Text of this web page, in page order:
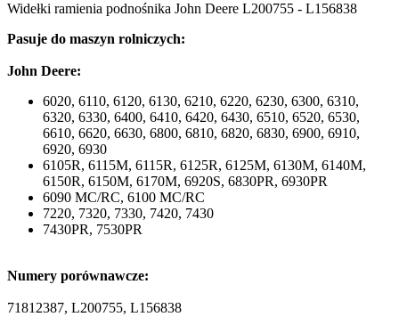
Widełki ramienia podnośnika John Deere L200755 - L156838
Pasuje do maszyn rolniczych:
John Deere:
6020, 6110, 6120, 6130, 6210, 6220, 6230, 6300, 6310,
6320, 6330, 6400, 6410, 6420, 6430, 6510, 6520, 6530,
6610, 6620, 6630, 6800, 6810, 6820, 6830, 6900, 6910,
6920, 6930
6105R, 6115M, 6115R, 6125R, 6125M, 6130M, 6140M,
6150R, 6150M, 6170M, 6920S, 6830PR, 6930PR
6090 MC/RC, 6100 MC/RC
7220, 7320, 7330, 7420, 7430
7430PR, 7530PR
Numery porównawcze:
71812387, L200755, L156838